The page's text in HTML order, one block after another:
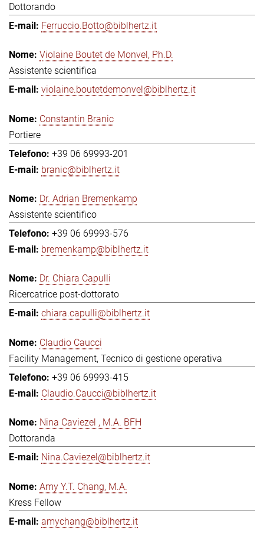
Dottorando
Ferruccio.Botto@biblhertz.it
Violaine Boutet de Monvel, Ph.D.
Assistente scientifica
violaine.boutetdemonvel@biblhertz.it
Constantin Branic
Portiere
+39 06 69993-201
branic@biblhertz.it
Dr. Adrian Bremenkamp
Assistente scientifico
+39 06 69993-576
bremenkamp@biblhertz.it
Dr. Chiara Capulli
Ricercatrice post-dottorato
chiara.capulli@biblhertz.it
Claudio Caucci
Facility Management, Tecnico di gestione operativa
+39 06 69993-415
Claudio.Caucci@biblhertz.it
Nina Caviezel , M.A. BFH
Dottoranda
Nina.Caviezel@biblhertz.it
Amy Y.T. Chang, M.A.
Kress Fellow
amychang@biblhertz.it